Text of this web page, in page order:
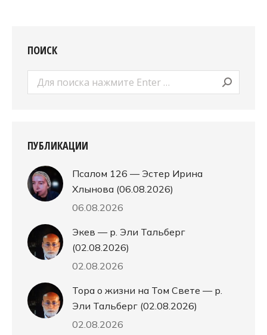
ПОИСК
Поиск:
ПУБЛИКАЦИИ
Псалом 126 — Эстер Ирина
Хлынова (06.08.2026)
06.08.2026
Экев — р. Эли Тальберг
(02.08.2026)
02.08.2026
Тора о жизни на Том Свете — р.
Эли Тальберг (02.08.2026)
02.08.2026